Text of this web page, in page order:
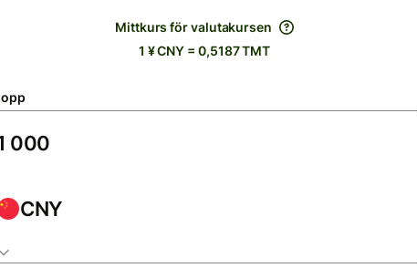
Mittkurs för valutakursen
1 ¥ CNY = 0,5187 TMT
CNY